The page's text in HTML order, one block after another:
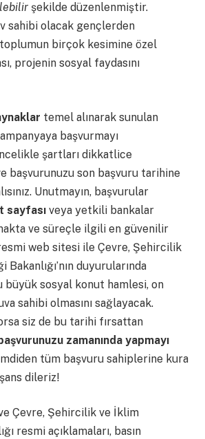
şekilde düzenlenmiştir.
sahibi olacak gençlerden
birçok kesimine özel
projenin sosyal faydasını
temel alınarak sunulan
başvurmayı
şartları dikkatlice
başvurunuzu son başvuru tarihine
Unutmayın, başvurular
sayfası veya yetkili bankalar
ve süreçle ilgili en güvenilir
web sitesi ile Çevre, Şehircilik
duyurularında
büyük sosyal konut hamlesi, on
sahibi olmasını sağlayacak.
siz de bu tarihi fırsattan
zamanında yapmayı
tüm başvuru sahiplerine kura
dileriz!
Çevre, Şehircilik ve İklim
resmi açıklamaları, basın